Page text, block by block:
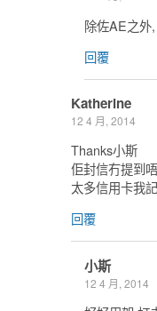
除佐AE之外
回覆
Katherine
12 4 月, 2014
Thanks小斯
佢封信冇提到
太多信用卡我
回覆
小斯
12 4 月, 2014